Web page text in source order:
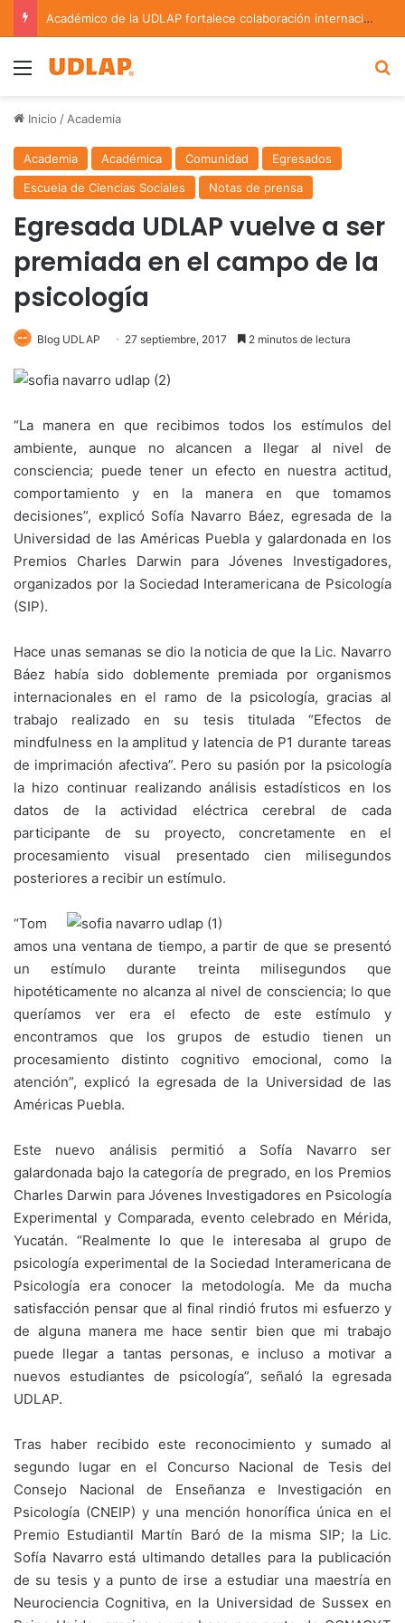
Académico de la UDLAP fortalece colaboración internacional con estancia de investigación en Argentina
Menu
Inicio / Academia
Academia Académica Comunidad
Egresados
Escuela de Ciencias Sociales
Notas de prensa
Egresada UDLAP vuelve a ser
premiada en el campo de la
psicología
Blog UDLAP 27 septiembre, 2017 2 minutos de lectura
“La manera en que recibimos todos los estímulos del
ambiente, aunque no alcancen a llegar al nivel de
consciencia; puede tener un efecto en nuestra actitud,
comportamiento y en la manera en que tomamos
decisiones”, explicó Sofía Navarro Báez, egresada de la
Universidad de las Américas Puebla y galardonada en los
Premios Charles Darwin para Jóvenes Investigadores,
organizados por la Sociedad Interamericana de Psicología
(SIP).
Hace unas semanas se dio la noticia de que la Lic. Navarro
Báez había sido doblemente premiada por organismos
internacionales en el ramo de la psicología, gracias al
trabajo realizado en su tesis titulada “Efectos de
mindfulness en la amplitud y latencia de P1 durante tareas
de imprimación afectiva”. Pero su pasión por la psicología
la hizo continuar realizando análisis estadísticos en los
datos de la actividad eléctrica cerebral de cada
participante de su proyecto, concretamente en el
procesamiento visual presentado cien milisegundos
posteriores a recibir un estímulo.
“Tom
amos una ventana de tiempo, a partir de que se presentó
un estímulo durante treinta milisegundos que
hipotéticamente no alcanza al nivel de consciencia; lo que
queríamos ver era el efecto de este estímulo y
encontramos que los grupos de estudio tienen un
procesamiento distinto cognitivo emocional, como la
atención”, explicó la egresada de la Universidad de las
Américas Puebla.
Este nuevo análisis permitió a Sofía Navarro ser
galardonada bajo la categoría de pregrado, en los Premios
Charles Darwin para Jóvenes Investigadores en Psicología
Experimental y Comparada, evento celebrado en Mérida,
Yucatán. “Realmente lo que le interesaba al grupo de
psicología experimental de la Sociedad Interamericana de
Psicología era conocer la metodología. Me da mucha
satisfacción pensar que al final rindió frutos mi esfuerzo y
de alguna manera me hace sentir bien que mi trabajo
puede llegar a tantas personas, e incluso a motivar a
nuevos estudiantes de psicología”, señaló la egresada
UDLAP.
Tras haber recibido este reconocimiento y sumado al
segundo lugar en el Concurso Nacional de Tesis del
Consejo Nacional de Enseñanza e Investigación en
Psicología (CNEIP) y una mención honorífica única en el
Premio Estudiantil Martín Baró de la misma SIP; la Lic.
Sofía Navarro está ultimando detalles para la publicación
de su tesis y a punto de irse a estudiar una maestría en
Neurociencia Cognitiva, en la Universidad de Sussex en